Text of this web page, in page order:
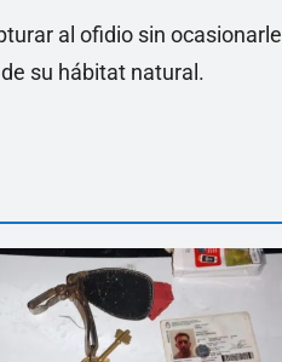
al ofidio sin ocasionarle
su hábitat natural.